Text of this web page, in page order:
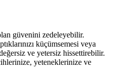
güvenini zedeleyebilir.
küçümsemesi veya
ve yetersiz hissettirebilir.
yeteneklerinize ve